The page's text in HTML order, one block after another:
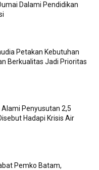
Dalami Pendidikan
Petakan Kebutuhan
Berkualitas Jadi Prioritas
Alami Penyusutan 2,5
Hadapi Krisis Air
Pemko Batam,